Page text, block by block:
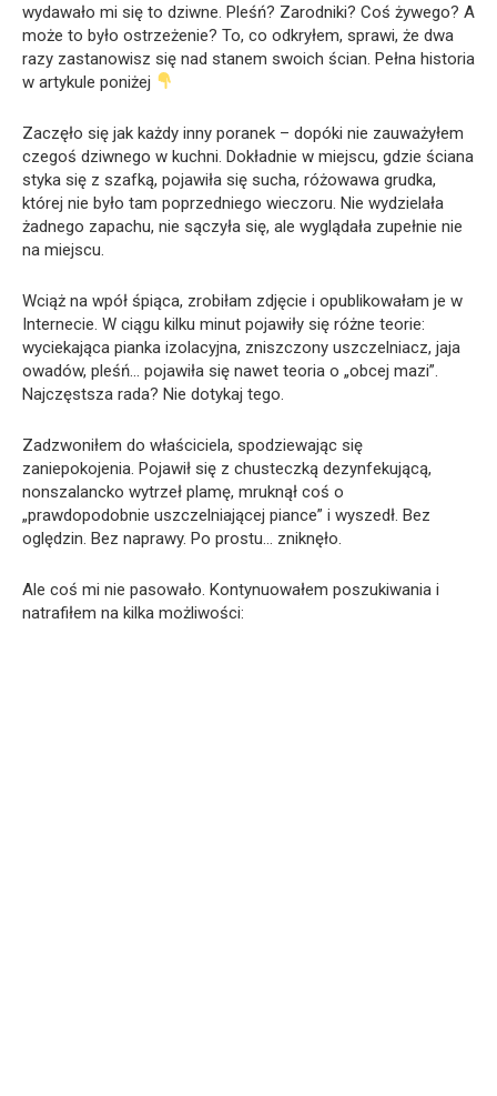
wydawało mi się to dziwne. Pleśń? Zarodniki? Coś żywego? A
może to było ostrzeżenie? To, co odkryłem, sprawi, że dwa
razy zastanowisz się nad stanem swoich ścian. Pełna historia
w artykule poniżej
Zaczęło się jak każdy inny poranek – dopóki nie zauważyłem
czegoś dziwnego w kuchni. Dokładnie w miejscu, gdzie ściana
styka się z szafką, pojawiła się sucha, różowawa grudka,
której nie było tam poprzedniego wieczoru. Nie wydzielała
żadnego zapachu, nie sączyła się, ale wyglądała zupełnie nie
na miejscu.
Wciąż na wpół śpiąca, zrobiłam zdjęcie i opublikowałam je w
Internecie. W ciągu kilku minut pojawiły się różne teorie:
wyciekająca pianka izolacyjna, zniszczony uszczelniacz, jaja
owadów, pleśń… pojawiła się nawet teoria o „obcej mazi”.
Najczęstsza rada? Nie dotykaj tego.
Zadzwoniłem do właściciela, spodziewając się
zaniepokojenia. Pojawił się z chusteczką dezynfekującą,
nonszalancko wytrzeł plamę, mruknął coś o
„prawdopodobnie uszczelniającej piance” i wyszedł. Bez
oględzin. Bez naprawy. Po prostu… zniknęło.
Ale coś mi nie pasowało. Kontynuowałem poszukiwania i
natrafiłem na kilka możliwości: